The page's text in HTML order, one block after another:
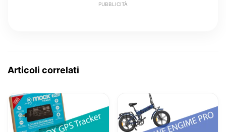
PUBBLICITÀ
Articoli correlati